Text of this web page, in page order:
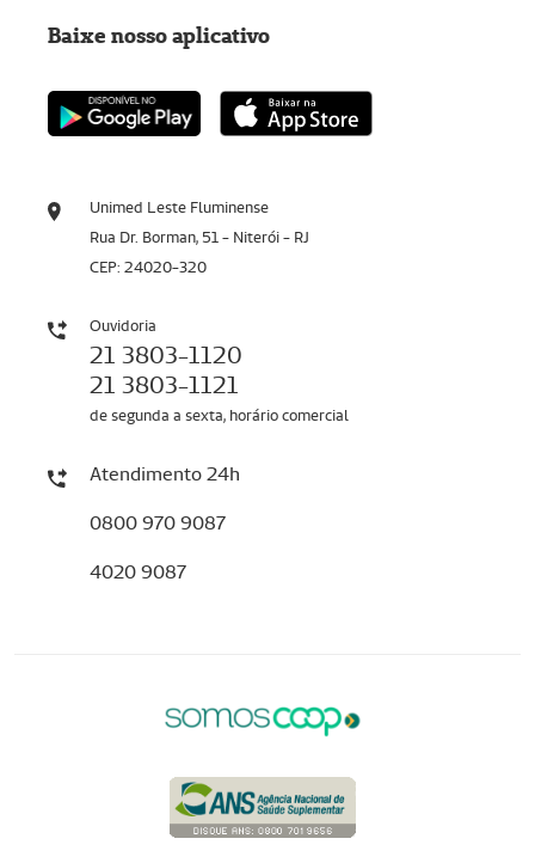
Unimed Leste Fluminense
Rua Dr. Borman, 51 - Niterói - RJ
CEP: 24020-320
Ouvidoria
21 3803-1120
21 3803-1121
de segunda a sexta, horário comercial
Atendimento 24h
0800 970 9087
4020 9087
Baixe nosso aplicativo